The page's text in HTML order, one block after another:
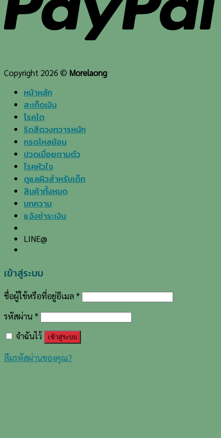
Copyright 2026 © Morelaong
หน้าหลัก
สะเก็ดเงิน
โรคไต
ริดสีดวงทวารหนัก
กรดไหลย้อน
ปวดเมื่อยตามตัว
โรคหัวใจ
ดูแลผิวสำหรับเด็ก
สินค้าทั้งหมด
บทความ
แจ้งชำระเงิน
LINE@
เข้าสู่ระบบ
ชื่อผู้ใช้หรือที่อยู่อีเมล *
รหัสผ่าน *
จำฉันไว้
เข้าสู่ระบบ
ลืมรหัสผ่านของคุณ?